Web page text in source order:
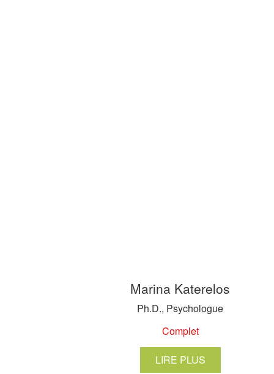
Marina Katerelos
Ph.D., Psychologue
Complet
LIRE PLUS